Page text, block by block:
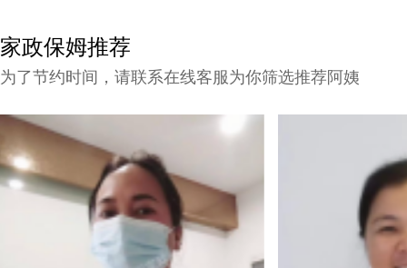
家政保姆推荐
为了节约时间，请联系在线客服为你筛选推荐阿姨